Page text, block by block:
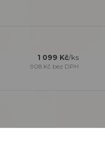
1 099 Kč/ks
908 Kč bez DPH